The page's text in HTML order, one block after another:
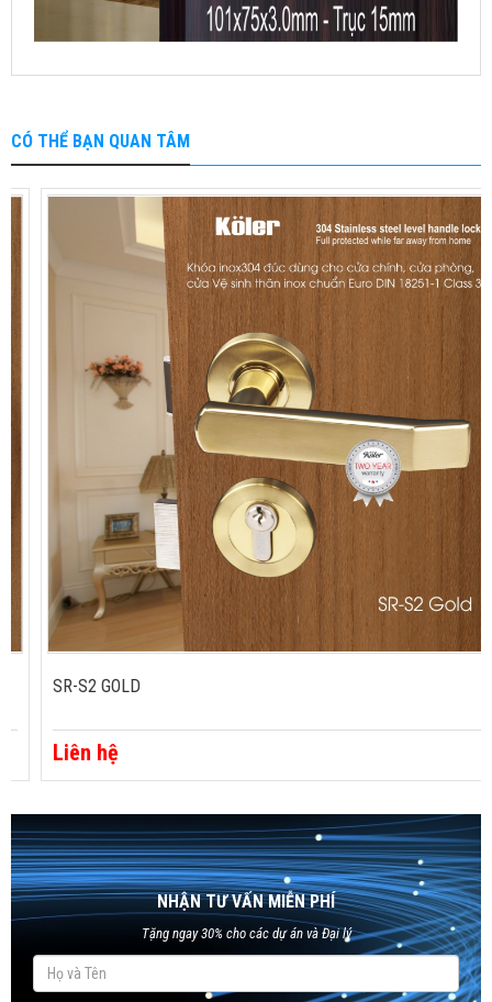
CÓ THỂ BẠN QUAN TÂM
SR-S2 GOLD
Liên hệ
NHẬN TƯ VẤN MIỄN PHÍ
Tặng ngay 30% cho các dự án và Đại lý